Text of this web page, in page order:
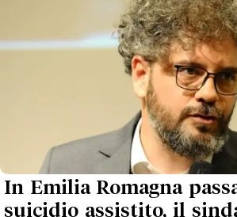
In Emilia Romagna
suicidio assistito, il